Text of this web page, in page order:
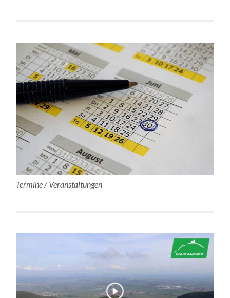
Termine / Veranstaltungen